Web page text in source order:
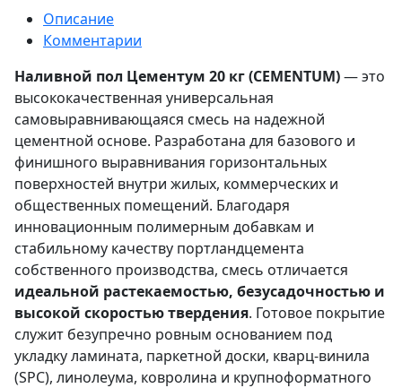
Описание
Комментарии
Наливной пол Цементум 20 кг (CEMENTUM)— это
высококачественная универсальная
самовыравнивающаяся смесь на надежной
цементной основе. Разработана для базового и
финишного выравнивания горизонтальных
поверхностей внутри жилых, коммерческих и
общественных помещений. Благодаря
инновационным полимерным добавкам и
стабильному качеству портландцемента
собственного производства, смесь отличается
идеальной растекаемостью, безусадочностью и
высокой скоростью твердения. Готовое покрытие
служит безупречно ровным основанием под
укладку ламината, паркетной доски, кварц-винила
(SPC), линолеума, ковролина и крупноформатного